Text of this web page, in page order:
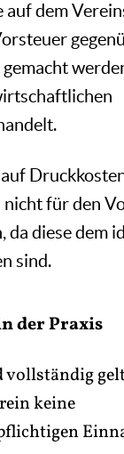
auf dem
für den
diese dem
sind.
der Praxis
vollständig
keine